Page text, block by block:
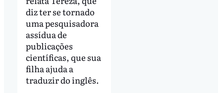
diz ter se tornado
uma pesquisadora
assídua de
publicações
científicas, que sua
filha ajuda a
traduzir do inglês.